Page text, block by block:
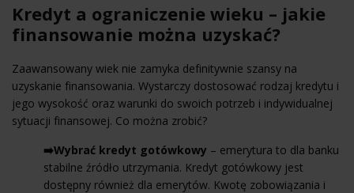
Kredyt a ograniczenie wieku – jakie
finansowanie można uzyskać?
Zaawansowany wiek nie zamyka definitywnie szansy na
uzyskanie finansowania. Wystarczy dostosować rodzaj kredytu i
jego wysokość oraz warunki do swoich potrzeb i indywidualnej
sytuacji finansowej. Co można zrobić?
➡️Wybrać kredyt gotówkowy – emerytura to dla banku
stabilne źródło utrzymania. Kredyt gotówkowy jest
dostępny również dla emerytów. Kwotę zobowiązania i